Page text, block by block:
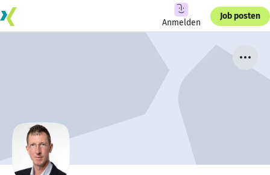
Anmelden
Job posten